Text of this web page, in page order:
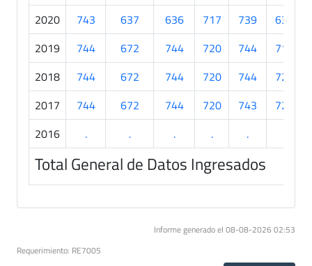
2020
743 637 636 717 739 639
2019
744 672 744 720 744 716
2018
744 672 744 720 744 720
2017
744 672 744 720 743 720
2016
. . . . .
Total General de Datos Ingresados
Informe generado el 08-08-2026 02:53
Requerimiento: RE7005